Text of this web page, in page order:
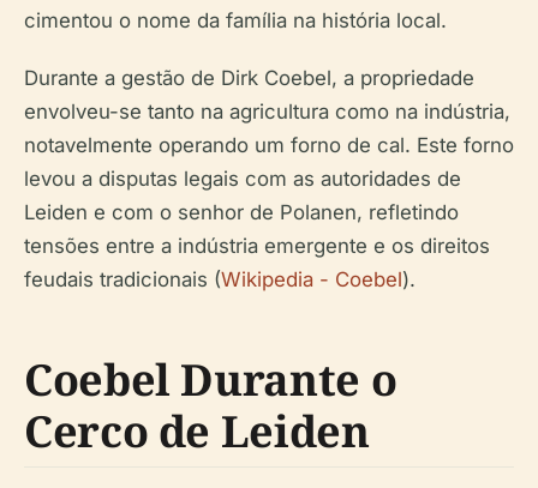
cimentou o nome da família na história local.
Durante a gestão de Dirk Coebel, a propriedade
envolveu-se tanto na agricultura como na indústria,
notavelmente operando um forno de cal. Este forno
levou a disputas legais com as autoridades de
Leiden e com o senhor de Polanen, refletindo
tensões entre a indústria emergente e os direitos
feudais tradicionais (Wikipedia - Coebel).
Coebel Durante o
Cerco de Leiden